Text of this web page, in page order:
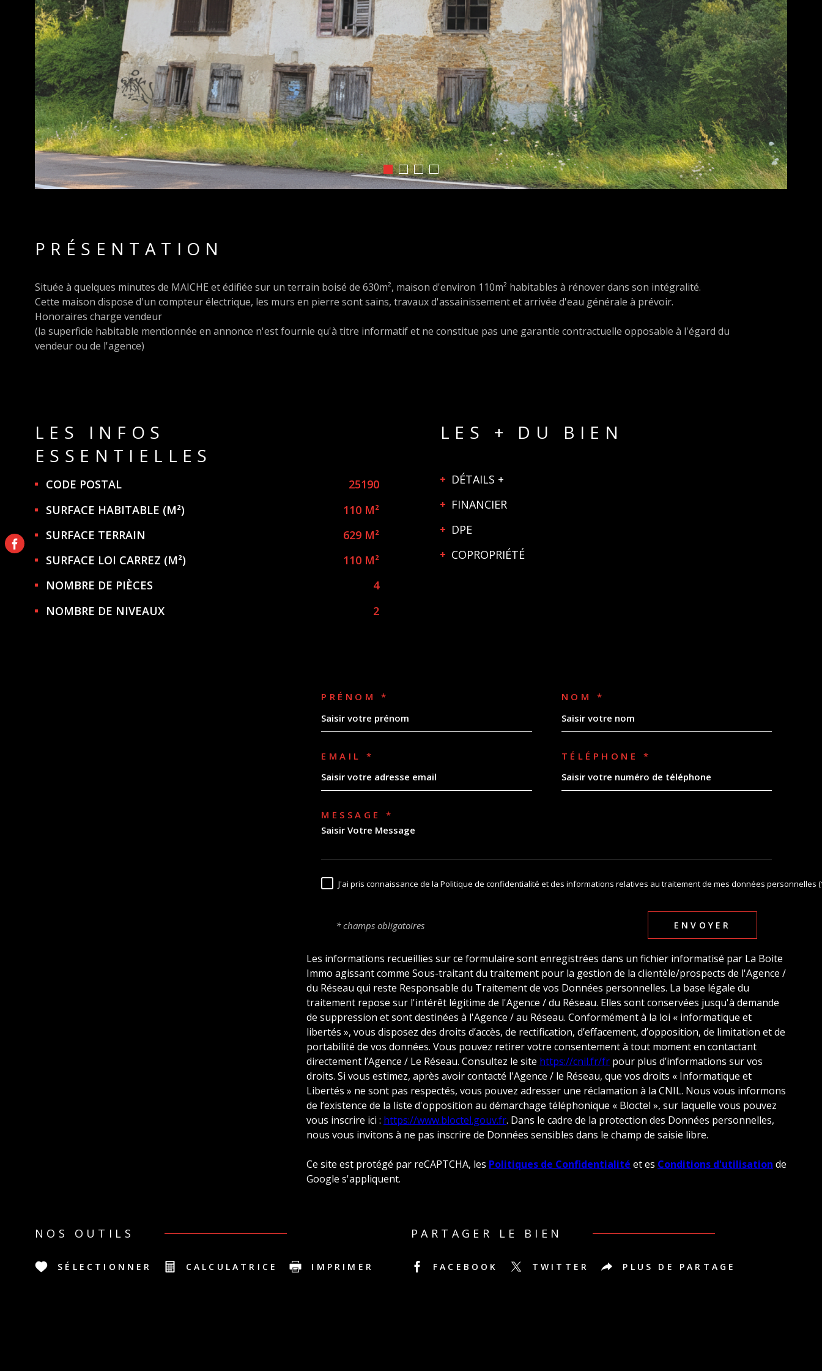
PRÉSENTATION
Située à quelques minutes de MAICHE et édifiée sur un terrain boisé de 630m², maison d'environ 110m² habitables à rénover dans son intégralité.
Cette maison dispose d'un compteur électrique, les murs en pierre sont sains, travaux d'assainissement et arrivée d'eau générale à prévoir.
Honoraires charge vendeur
(la superficie habitable mentionnée en annonce n'est fournie qu'à titre informatif et ne constitue pas une garantie contractuelle opposable à l'égard du
vendeur ou de l'agence)
LES INFOS
ESSENTIELLES
Caractérisque Valeurs
CODE POSTAL
25190
SURFACE HABITABLE (M²)
110 M²
SURFACE TERRAIN
629 M²
SURFACE LOI CARREZ (M²)
110 M²
NOMBRE DE PIÈCES
4
NOMBRE DE NIVEAUX
2
LES + DU BIEN
DÉTAILS +
FINANCIER
DPE
COPROPRIÉTÉ
PRÉNOM * NOM *
EMAIL * TÉLÉPHONE *
MESSAGE *
J'ai pris connaissance de la Politique de confidentialité et des informations relatives au traitement de mes données personnelles
* champs obligatoires ENVOYER
Les informations recueillies sur ce formulaire sont enregistrées dans un fichier informatisé par La Boite
Immo agissant comme Sous-traitant du traitement pour la gestion de la clientèle/prospects de l'Agence /
du Réseau qui reste Responsable du Traitement de vos Données personnelles. La base légale du
traitement repose sur l'intérêt légitime de l'Agence / du Réseau. Elles sont conservées jusqu'à demande
de suppression et sont destinées à l'Agence / au Réseau. Conformément à la loi « informatique et
libertés », vous disposez des droits d’accès, de rectification, d’effacement, d’opposition, de limitation et de
portabilité de vos données. Vous pouvez retirer votre consentement à tout moment en contactant
directement l’Agence / Le Réseau. Consultez le site https://cnil.fr/fr pour plus d’informations sur vos
droits. Si vous estimez, après avoir contacté l'Agence / le Réseau, que vos droits « Informatique et
Libertés » ne sont pas respectés, vous pouvez adresser une réclamation à la CNIL. Nous vous informons
de l’existence de la liste d'opposition au démarchage téléphonique « Bloctel », sur laquelle vous pouvez
vous inscrire ici : https://www.bloctel.gouv.fr. Dans le cadre de la protection des Données personnelles,
nous vous invitons à ne pas inscrire de Données sensibles dans le champ de saisie libre.
Ce site est protégé par reCAPTCHA, les Politiques de Confidentialité et es Conditions d'utilisation de
Google s'appliquent.
NOS OUTILS
SÉLECTIONNER CALCULATRICE IMPRIMER
PARTAGER LE BIEN
FACEBOOK TWITTER PLUS DE PARTAGE